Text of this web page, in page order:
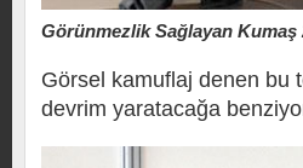
Görünmezlik Sağlayan Kumaş
Görsel kamuflaj denen bu
devrim yaratacağa